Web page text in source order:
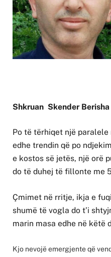
Shkruan Skender Berisha
Po të tërhiqet një
edhe trendin që po
e kostos së jetës, një orë
do të duhej të fillonte me
Çmimet në rritje, ikja e
shumë të vogla do t’i
marin masa edhe në këtë
Kjo nevojë emergjente që